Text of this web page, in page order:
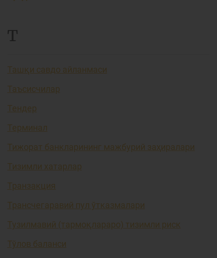
Т
Ташқи савдо айланмаси
Таъсисчилар
Тендер
Терминал
Тижорат банкларининг мажбурий заҳиралари
Тизимли хатарлар
Транзакция
Трансчегаравий пул ўтказмалари
Тузилмавий (тармоқлараро) тизимли риск
Тўлов баланси